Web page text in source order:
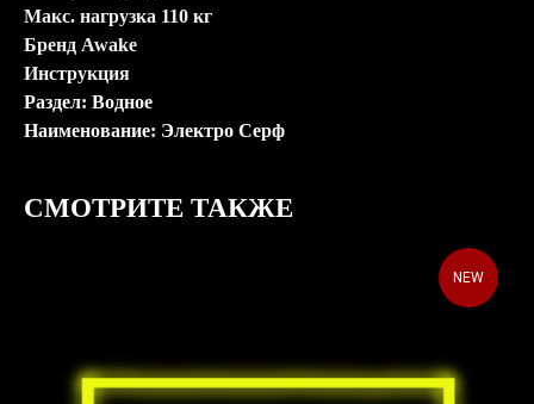
Макс. нагрузка 110 кг
Бренд Awake
Инструкция
Раздел: Водное
Наименование: Электро Серф
СМОТРИТЕ ТАКЖЕ
NEW